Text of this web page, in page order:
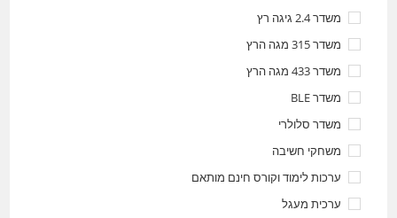
משדר 2.4 גיגה רץ
משדר 315 מגה הרץ
משדר 433 מגה הרץ
משדר BLE
משדר סלולרי
משחקי חשיבה
ערכות לימוד וקורס חינם מותאם
ערכית מעגל